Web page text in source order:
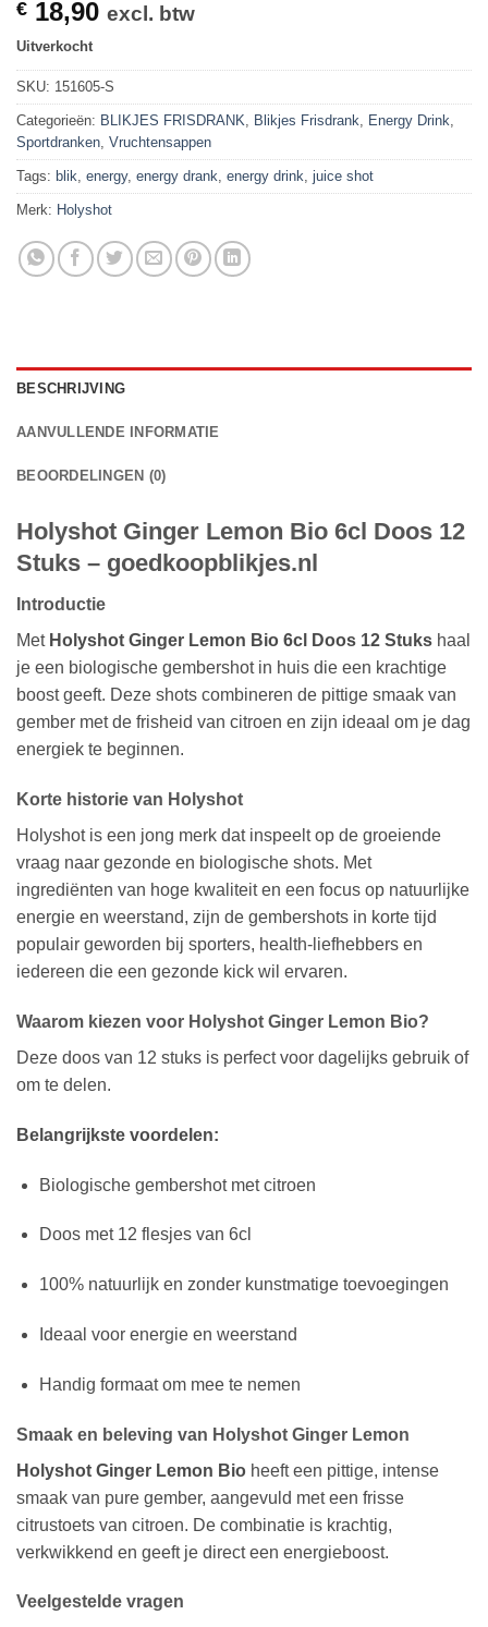
€ 18,90 excl. btw
Uitverkocht
SKU: 151605-S
Categorieën: BLIKJES FRISDRANK, Blikjes Frisdrank, Energy Drink,
Sportdranken, Vruchtensappen
Tags: blik, energy, energy drank, energy drink, juice shot
Merk: Holyshot
BESCHRIJVING
AANVULLENDE INFORMATIE
BEOORDELINGEN (0)
Holyshot Ginger Lemon Bio 6cl Doos 12
Stuks – goedkoopblikjes.nl
Introductie
Met Holyshot Ginger Lemon Bio 6cl Doos 12 Stuks haal
je een biologische gembershot in huis die een krachtige
boost geeft. Deze shots combineren de pittige smaak van
gember met de frisheid van citroen en zijn ideaal om je dag
energiek te beginnen.
Korte historie van Holyshot
Holyshot is een jong merk dat inspeelt op de groeiende
vraag naar gezonde en biologische shots. Met
ingrediënten van hoge kwaliteit en een focus op natuurlijke
energie en weerstand, zijn de gembershots in korte tijd
populair geworden bij sporters, health-liefhebbers en
iedereen die een gezonde kick wil ervaren.
Waarom kiezen voor Holyshot Ginger Lemon Bio?
Deze doos van 12 stuks is perfect voor dagelijks gebruik of
om te delen.
Belangrijkste voordelen:
Biologische gembershot met citroen
Doos met 12 flesjes van 6cl
100% natuurlijk en zonder kunstmatige toevoegingen
Ideaal voor energie en weerstand
Handig formaat om mee te nemen
Smaak en beleving van Holyshot Ginger Lemon
Holyshot Ginger Lemon Bio heeft een pittige, intense
smaak van pure gember, aangevuld met een frisse
citrustoets van citroen. De combinatie is krachtig,
verkwikkend en geeft je direct een energieboost.
Veelgestelde vragen